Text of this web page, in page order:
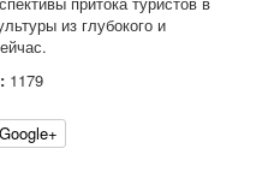
из глубокого и
1179
Google+